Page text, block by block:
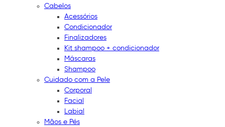
Cabelos
Acessórios
Condicionador
Finalizadores
Kit shampoo + condicionador
Máscaras
Shampoo
Cuidado com a Pele
Corporal
Facial
Labial
Mãos e Pés